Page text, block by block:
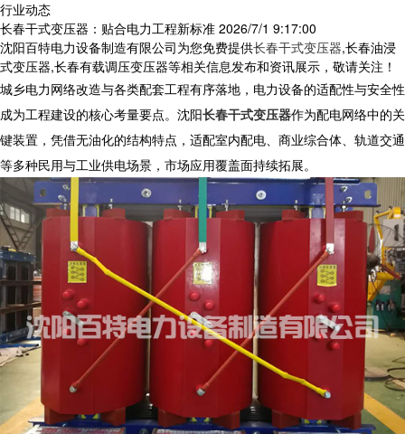
行业动态
长春干式变压器：贴合电力工程新标准 2026/7/1 9:17:00
沈阳百特电力设备制造有限公司为您免费提供长春干式变压器,长春油浸
式变压器,长春有载调压变压器等相关信息发布和资讯展示，敬请关注！
城乡电力网络改造与各类配套工程有序落地，电力设备的适配性与安全性
成为工程建设的核心考量要点。沈阳长春干式变压器作为配电网络中的关
键装置，凭借无油化的结构特点，适配室内配电、商业综合体、轨道交通
等多种民用与工业供电场景，市场应用覆盖面持续拓展。